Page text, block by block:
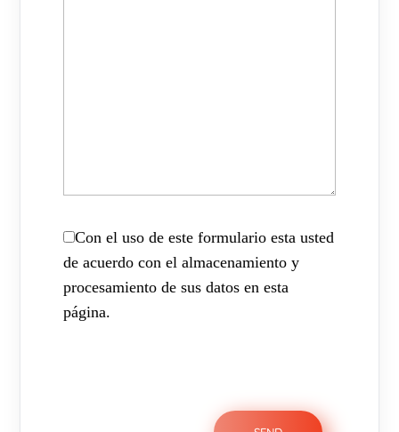
Con el uso de este formulario esta usted
de acuerdo con el almacenamiento y
procesamiento de sus datos en esta
página.